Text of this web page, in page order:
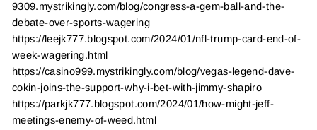
9309.mystrikingly.com/blog/congress-a-gem-ball-and-the-
debate-over-sports-wagering
https://leejk777.blogspot.com/2024/01/nfl-trump-card-end-of-
week-wagering.html
https://casino999.mystrikingly.com/blog/vegas-legend-dave-
cokin-joins-the-support-why-i-bet-with-jimmy-shapiro
https://parkjk777.blogspot.com/2024/01/how-might-jeff-
meetings-enemy-of-weed.html